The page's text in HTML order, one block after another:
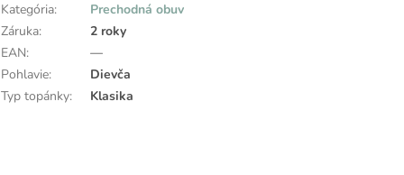
Kategória:
Prechodná obuv
Záruka:
2 roky
EAN:
—
Pohlavie:
Dievča
Typ topánky: Klasika